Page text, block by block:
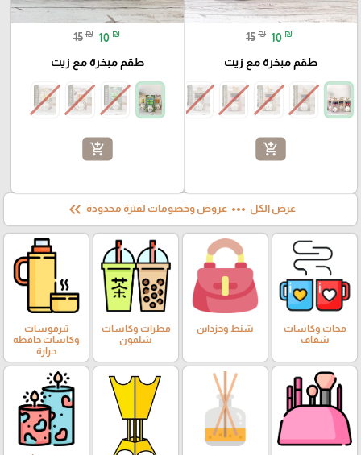
15 ₪ 10 ₪
طقم مبخرة مع زيت
add_shopping_cart
15 ₪ 10 ₪
طقم مبخرة مع زيت
add_shopping_cart
عرض الكل more_horiz عروض وخصومات لفترة محدودة keyboard_double_arrow_left
مجات وكاسات
شفاف
شنط وجزداين
مطرات وكاسات
شلمون
ثيرموسات
وكاسات حافظة
حرارة